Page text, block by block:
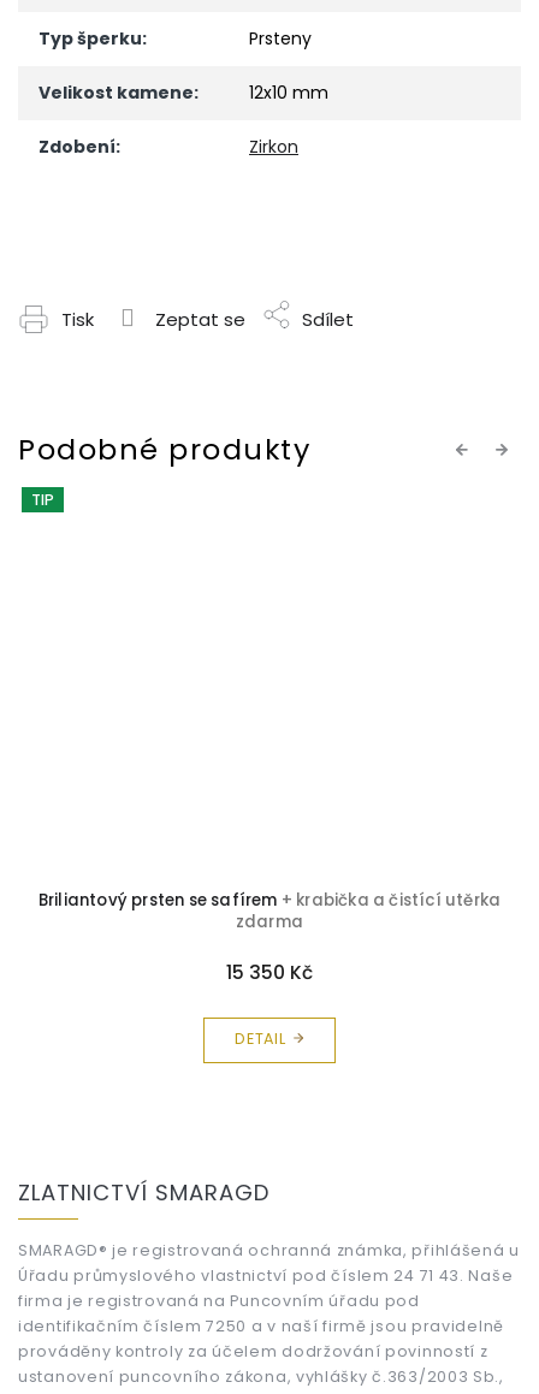
Typ šperku: Prsteny
Velikost kamene: 12x10 mm
Zdobení: Zirkon
Tisk Zeptat se Sdílet
Previous
TIP
Briliantový prsten se safírem + krabička a čistící utěrka
zdarma
15 350 Kč
DETAIL
Next
ZLATNICTVÍ SMARAGD
SMARAGD® je registrovaná ochranná známka, přihlášená u
Úřadu průmyslového vlastnictví pod číslem 24 71 43. Naše
firma je registrovaná na Puncovním úřadu pod
identifikačním číslem 7250 a v naší firmě jsou pravidelně
prováděny kontroly za účelem dodržování povinností z
ustanovení puncovního zákona, vyhlášky č.363/2003 Sb.,